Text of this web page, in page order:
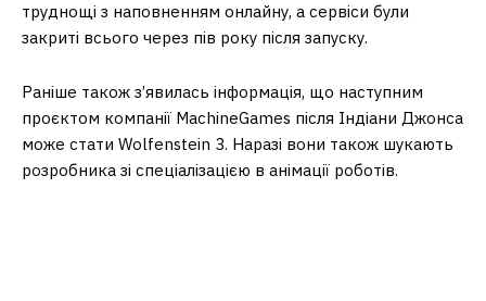
труднощі з наповненням онлайну, а сервіси були
закриті всього через пів року після запуску.
Раніше також з’явилась інформація, що наступним
проєктом компанії MachineGames після Індіани Джонса
може стати Wolfenstein 3. Наразі вони також шукають
розробника зі спеціалізацією в анімації роботів.